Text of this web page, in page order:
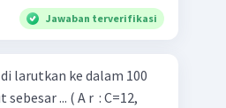
Jawaban terverifikasi
di larutkan ke dalam 100
... ( A r ​ : C=12,